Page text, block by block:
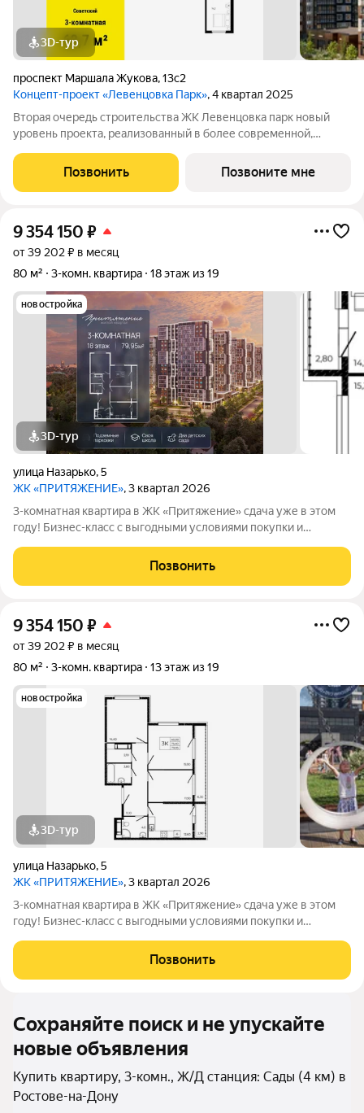
3D-тур
проспект Маршала Жукова,13с2
Концепт-проект «Левенцовка Парк», 4 квартал 2025
Вторая очередь строительства ЖК Левенцовка парк новый
уровень проекта, реализованный в более современной,
жителях комплекса. Мы полностью изменили подход к
организации пространства для
Позвонить Позвоните мне
9 354 150 ₽
от 39 202 ₽ в месяц
80 м²
3-комн. квартира 18 этаж из 19
новостройка
3D-тур
улица Назарько,5
ЖК «ПРИТЯЖЕНИЕ», 3 квартал 2026
3-комнатная квартира в ЖК «Притяжение» сдача уже в этом
году! Бизнес-класс с выгодными условиями покупки и
Позвонить
9 354 150 ₽
от 39 202 ₽ в месяц
80 м²
3-комн. квартира 13 этаж из 19
новостройка
3D-тур
улица Назарько,5
ЖК «ПРИТЯЖЕНИЕ», 3 квартал 2026
3-комнатная квартира в ЖК «Притяжение» сдача уже в этом
году! Бизнес-класс с выгодными условиями покупки и
Позвонить
Сохраняйте поиск и не упускайте
новые объявления
Купить квартиру, 3-комн., Ж/Д станция: Сады (4 км) в
Ростове-на-Дону